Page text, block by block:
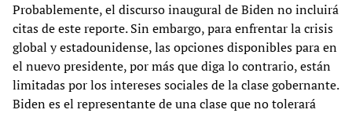
Probablemente, el discurso inaugural de Biden no incluirá
citas de este reporte. Sin embargo, para enfrentar la crisis
global y estadounidense, las opciones disponibles para en
el nuevo presidente, por más que diga lo contrario, están
limitadas por los intereses sociales de la clase gobernante.
Biden es el representante de una clase que no tolerará